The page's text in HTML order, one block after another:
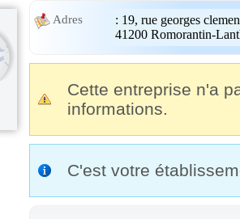
Adres : 19, rue georges
41200 Romorantin-
Cette entreprise n'a
informations.
C'est votre